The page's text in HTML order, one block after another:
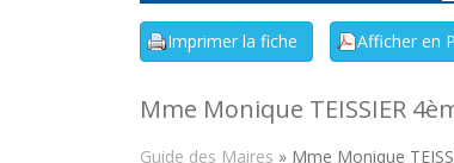
Mme Monique TEISSIER
Guide des Maires » Mme Monique